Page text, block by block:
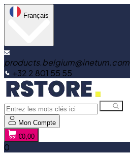
Français
products.belgium@inetum.com
+32 2 801 55 55
Mon Compte
€0,00
0